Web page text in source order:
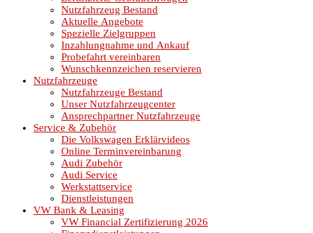
Nutzfahrzeug Bestand
Aktuelle Angebote
Spezielle Zielgruppen
Inzahlungnahme und Ankauf
Probefahrt vereinbaren
Wunschkennzeichen reservieren
Nutzfahrzeuge
Nutzfahrzeuge Bestand
Unser Nutzfahrzeugcenter
Ansprechpartner Nutzfahrzeuge
Service & Zubehör
Die Volkswagen Erklärvideos
Online Terminvereinbarung
Audi Zubehör
Audi Service
Werkstattservice
Dienstleistungen
VW Bank & Leasing
VW Financial Zertifizierung 2026